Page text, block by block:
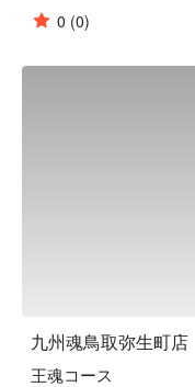
0 (0)
九州魂鳥取弥生町店
王魂コース